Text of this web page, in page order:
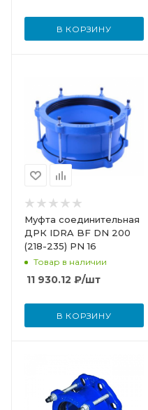
В КОРЗИНУ
Муфта соединительная
ДРК IDRA BF DN 200
(218-235) PN 16
Товар в наличии
11 930.12 ₽/шт
В КОРЗИНУ